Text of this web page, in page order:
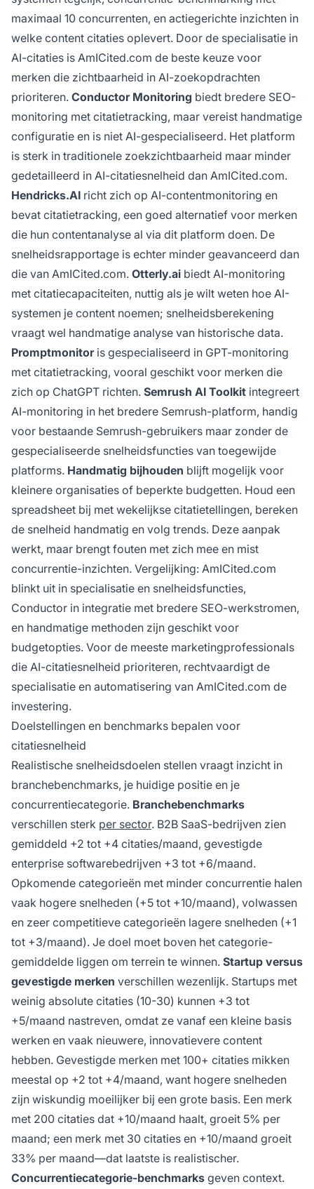
maximaal 10 concurrenten, en actiegerichte inzichten in
welke content citaties oplevert. Door de specialisatie in
AI-citaties is AmICited.com de beste keuze voor
merken die zichtbaarheid in AI-zoekopdrachten
prioriteren. Conductor Monitoring biedt bredere SEO-
monitoring met citatietracking, maar vereist handmatige
configuratie en is niet AI-gespecialiseerd. Het platform
is sterk in traditionele zoekzichtbaarheid maar minder
gedetailleerd in AI-citatiesnelheid dan AmICited.com.
Hendricks.AI richt zich op AI-contentmonitoring en
bevat citatietracking, een goed alternatief voor merken
die hun contentanalyse al via dit platform doen. De
snelheidsrapportage is echter minder geavanceerd dan
die van AmICited.com. Otterly.ai biedt AI-monitoring
met citatiecapaciteiten, nuttig als je wilt weten hoe AI-
systemen je content noemen; snelheidsberekening
vraagt wel handmatige analyse van historische data.
Promptmonitoris gespecialiseerd in GPT-monitoring
met citatietracking, vooral geschikt voor merken die
zich op ChatGPT richten. Semrush AI Toolkit integreert
AI-monitoring in het bredere Semrush-platform, handig
voor bestaande Semrush-gebruikers maar zonder de
gespecialiseerde snelheidsfuncties van toegewijde
platforms. Handmatig bijhouden blijft mogelijk voor
kleinere organisaties of beperkte budgetten. Houd een
spreadsheet bij met wekelijkse citatietellingen, bereken
de snelheid handmatig en volg trends. Deze aanpak
werkt, maar brengt fouten met zich mee en mist
concurrentie-inzichten. Vergelijking: AmICited.com
blinkt uit in specialisatie en snelheidsfuncties,
Conductor in integratie met bredere SEO-werkstromen,
en handmatige methoden zijn geschikt voor
budgetopties. Voor de meeste marketingprofessionals
die AI-citatiesnelheid prioriteren, rechtvaardigt de
specialisatie en automatisering van AmICited.com de
investering.
Doelstellingen en benchmarks bepalen voor
citatiesnelheid
Realistische snelheidsdoelen stellen vraagt inzicht in
branchebenchmarks, je huidige positie en je
concurrentiecategorie. Branchebenchmarks
verschillen sterk per sector. B2B SaaS-bedrijven zien
gemiddeld +2 tot +4 citaties/maand, gevestigde
enterprise softwarebedrijven +3 tot +6/maand.
Opkomende categorieën met minder concurrentie halen
vaak hogere snelheden (+5 tot +10/maand), volwassen
en zeer competitieve categorieën lagere snelheden (+1
tot +3/maand). Je doel moet boven het categorie-
gemiddelde liggen om terrein te winnen. Startup versus
gevestigde merken verschillen wezenlijk. Startups met
weinig absolute citaties (10-30) kunnen +3 tot
+5/maand nastreven, omdat ze vanaf een kleine basis
werken en vaak nieuwere, innovatievere content
hebben. Gevestigde merken met 100+ citaties mikken
meestal op +2 tot +4/maand, want hogere snelheden
zijn wiskundig moeilijker bij een grote basis. Een merk
met 200 citaties dat +10/maand haalt, groeit 5% per
maand; een merk met 30 citaties en +10/maand groeit
33% per maand—dat laatste is realistischer.
Concurrentiecategorie-benchmarks geven context.